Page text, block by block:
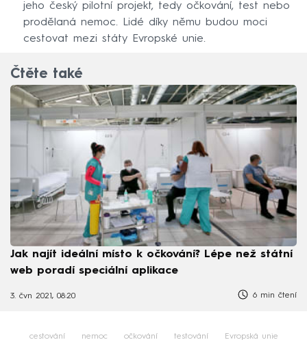
jeho český pilotní projekt, tedy očkování, test nebo
prodělaná nemoc. Lidé díky němu budou moci
cestovat mezi státy Evropské unie.
Čtěte také
Jak najít ideální místo k očkování? Lépe než státní
web poradí speciální aplikace
3. čvn 2021, 08:20 6 min čtení
cestování nemoc očkování testování Evropská unie